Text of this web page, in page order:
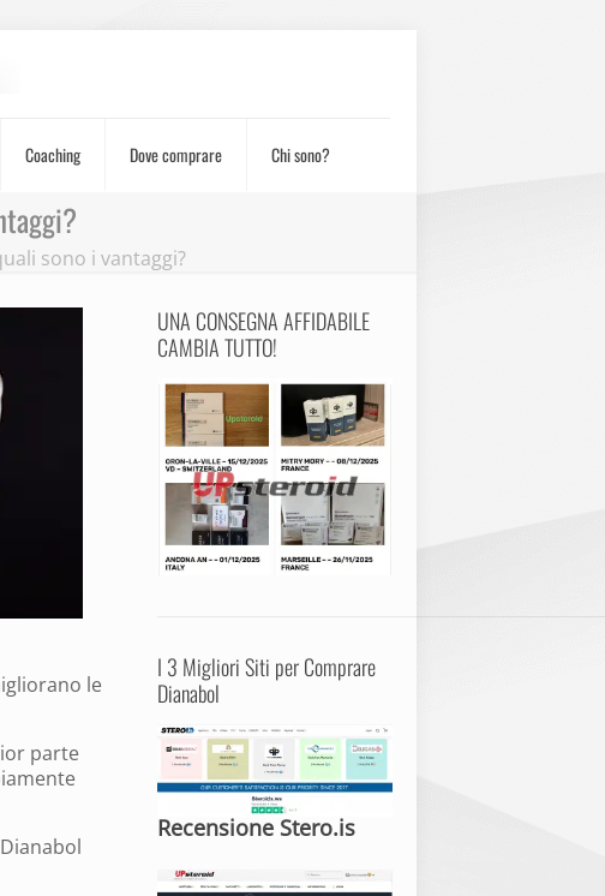
Coaching Dove comprare Chi sono?
sono i vantaggi?
le
parte
UNA CONSEGNA AFFIDABILE
CAMBIA TUTTO!
I 3 Migliori Siti per Comprare
Dianabol
Recensione Stero.is